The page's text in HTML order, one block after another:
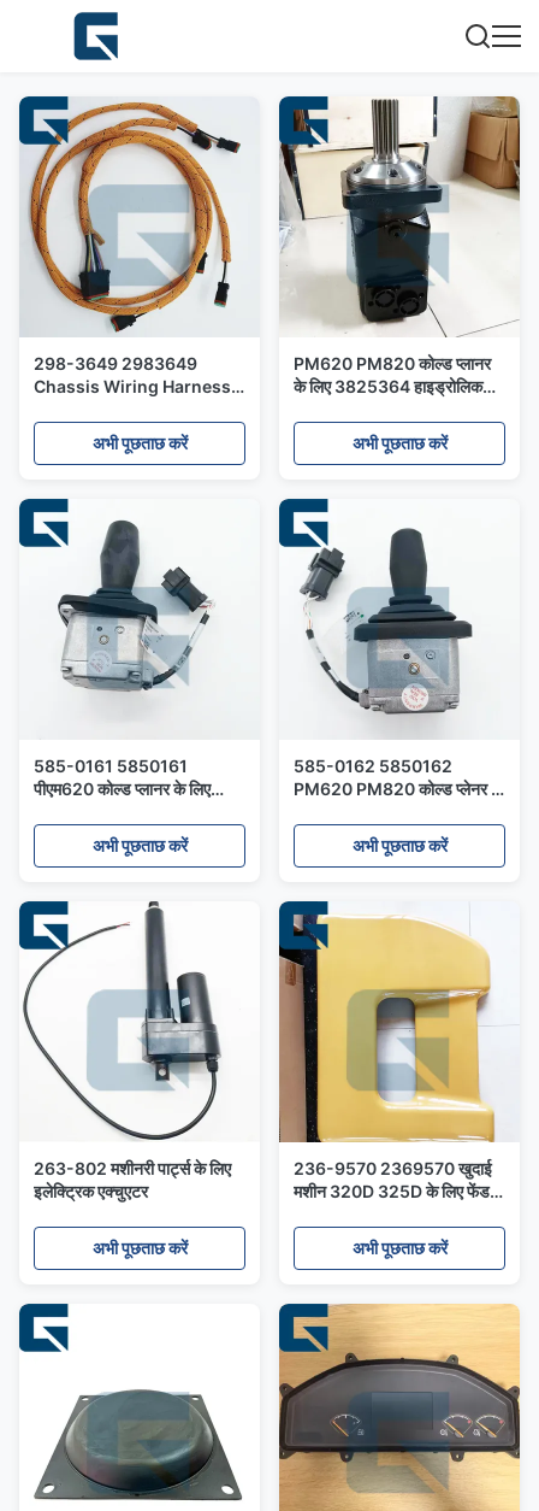
298-3649 2983649
Chassis Wiring Harness
अभी पूछताछ करें
PM620 PM820 कोल्ड प्लानर
के लिए 3825364 हाइड्रोलिक
अभी पूछताछ करें
585-0161 5850161
पीएम620 कोल्ड प्लानर के लिए
अभी पूछताछ करें
585-0162 5850162
PM620 PM820 कोल्ड प्लेनर के
अभी पूछताछ करें
263-802 मशीनरी पार्ट्स के लिए
इलेक्ट्रिक एक्चुएटर
अभी पूछताछ करें
236-9570 2369570 खुदाई
मशीन 320D 325D के लिए फेंडर
अभी पूछताछ करें